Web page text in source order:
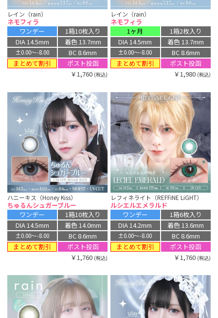
レイン（rain）
ネモフィラ
ワンデー
1箱10枚入り
DIA 14.5mm
着色 13.7mm
±0.00〜-8.00
BC 8.6mm
まとめて割引
ポスト投函
￥1,760 (税込)
レイン（rain）
ネモフィラ
1ヶ月
1箱2枚入り
DIA 14.5mm
着色 13.7mm
±0.00〜-8.00
BC 8.6mm
まとめて割引
ポスト投函
￥1,980 (税込)
ハニーキス（Honey Kiss）
ちゅるんシュガーブルー
ワンデー
1箱10枚入り
DIA 14.5mm
着色 14.0mm
±0.00〜-8.00
BC 8.6mm
まとめて割引
ポスト投函
￥1,760 (税込)
レフィネライト（REFFiNE LiGHT）
ルシエルエメラルド
ワンデー
1箱6枚入り
DIA 14.2mm
着色 13.6mm
±0.00〜-8.00
BC 8.6mm
まとめて割引
ポスト投函
￥1,760 (税込)